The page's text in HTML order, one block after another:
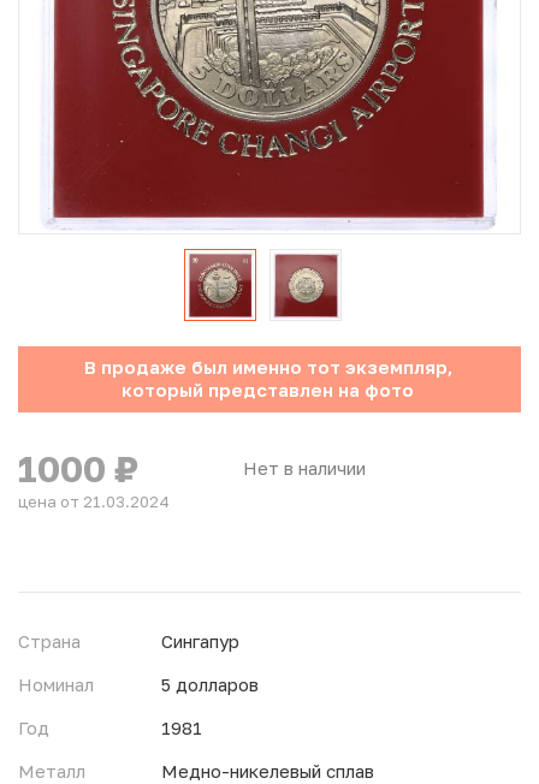
Юбилейные монеты Банка России (с 1999 года)
Памятные и инвестиционные монеты СССР и России
Иностранные монеты
Неофициальные выпуски монет (Unusual)
Античные и средневековые монеты
Инвестиционные монеты
В продаже был именно тот экземпляр,
который представлен на фото
Нет в наличии
1000 ₽
цена от 21.03.2024
Страна
Сингапур
Номинал
5 долларов
Год
1981
Металл
Медно-никелевый сплав